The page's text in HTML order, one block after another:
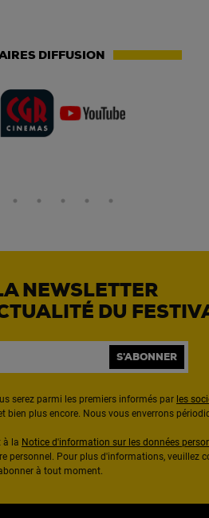
DIFFUSION
NEWSLETTER
DU
S'ABONNER
serez parmi les premiers informés par les
bien plus encore. Nous vous enverrons
à la Notice d'information sur les données
personnel. Pour plus d'informations, veuillez
à tout moment.